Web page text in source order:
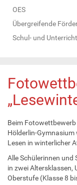
OES
Übergreifende
Schul- und
Beim Fotowettbewerb
Hölderlin-
Lesen in winterlicher
Alle Schülerinnen
in zwei Altersklassen,
Oberstufe (Klasse 8